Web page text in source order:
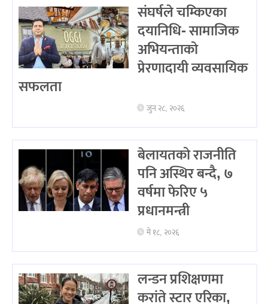
संघर्षले चम्किएका
दयानिधि- सामाजिक
अभियन्ताको
प्रेरणादायी व्यवसायिक
सफलता
जुन २८, २०२६
बेलायतको राजनीति
पनि अस्थिर बन्दै, ७
वर्षमा फेरिए ५
प्रधानमन्त्री
मे १८, २०२६
लन्डन प्रशिक्षणमा
करांते स्टार एरिका,